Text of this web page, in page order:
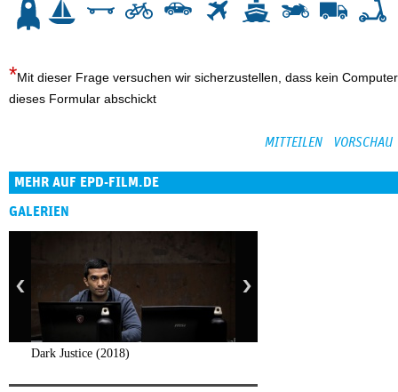
Mit dieser Frage versuchen wir sicherzustellen, dass kein Computer
dieses Formular abschickt
MEHR AUF EPD-FILM.DE
GALERIEN
Dark Justice (2018)